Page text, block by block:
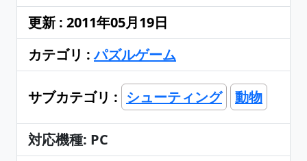
更新 : 2011年05月19日
カテゴリ :パズルゲーム
サブカテゴリ : シューティング 動物
対応機種: PC